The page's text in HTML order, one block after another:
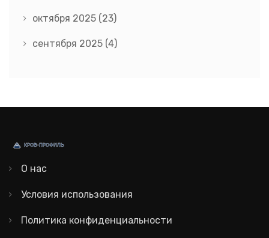
октября 2025 (23)
сентября 2025 (4)
О нас
Условия использования
Политика конфиденциальности